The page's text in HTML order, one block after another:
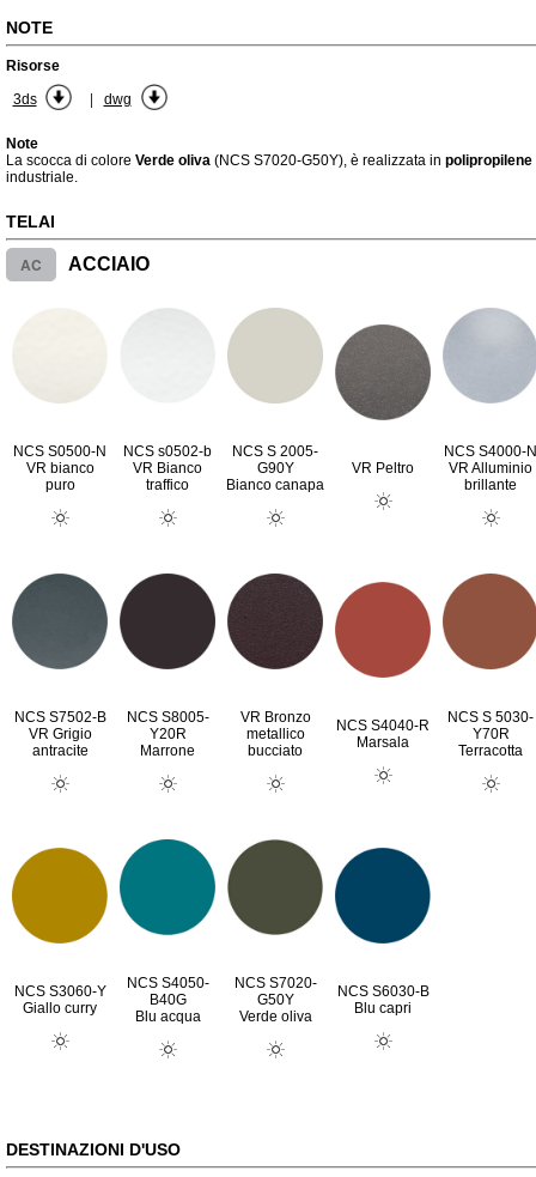
NOTE
Risorse
3ds
| dwg
Note
La scocca di colore Verde oliva (NCS S7020-G50Y), è realizzata in
industriale.
TELAI
AC ACCIAIO
NCS S0500-N
VR bianco
puro
NCS s0502-b
VR Bianco
traffico
NCS S 2005-
G90Y
Bianco canapa
VR Peltro
NCS S4000-N
VR Alluminio
brillante
NCS S7502-B
VR Grigio
antracite
NCS S8005-
Y20R
Marrone
VR Bronzo
metallico
bucciato
NCS S4040-R
Marsala
NCS S 5030-
Y70R
Terracotta
NCS S3060-Y
Giallo curry
NCS S4050-
B40G
Blu acqua
NCS S7020-
G50Y
Verde oliva
NCS S6030-B
Blu capri
DESTINAZIONI D'USO